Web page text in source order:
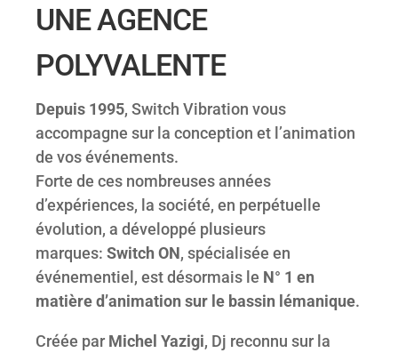
UNE AGENCE
POLYVALENTE
Depuis 1995, Switch Vibration vous
accompagne sur la conception et l’animation
de vos événements.
Forte de ces nombreuses années
d’expériences, la société, en perpétuelle
évolution, a développé plusieurs
marques: Switch ON, spécialisée en
événementiel, est désormais le N° 1 en
matière d’animation sur le bassin lémanique.
Créée par Michel Yazigi, Dj reconnu sur la